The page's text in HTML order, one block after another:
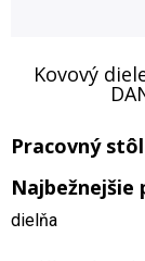
Kovový
Pracovný
Najbežnejšie
dielňa